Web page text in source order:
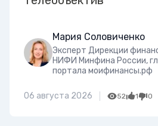
Мария Соловиченко
Эксперт Дирекции
НИФИ Минфина России,
портала моифинансы.рф
06 августа 2026 52 1 0